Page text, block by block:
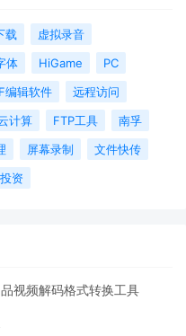
载
虚拟录音
体 HiGame
PC
编辑软件
远程访问
计算 FTP工具
南孚
屏幕录制
文件快传
投资
视频解码格式转换工具